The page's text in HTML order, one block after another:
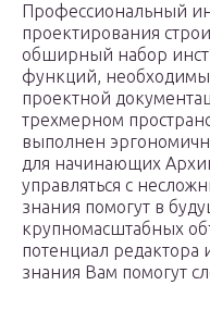
Профессиональный
проектирования
обширный набор
функций,
проектной
трехмерном
выполнен
для начинающих
управляться с
знания помогут в
крупномасштабных
потенциал редактора
знания Вам помогут